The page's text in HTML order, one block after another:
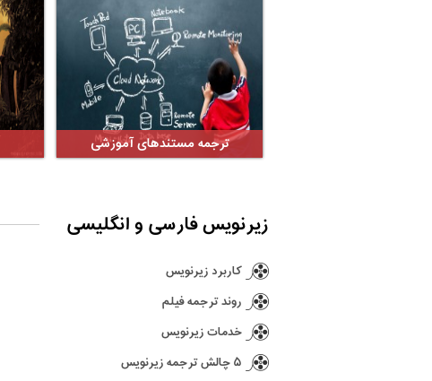
ترجمه مستندهای آموزشی
زیرنویس فارسی و انگلیسی
کاربرد زیرنویس
روند ترجمه فیلم
خدمات زیرنویس
۵ چالش ترجمه زیرنویس